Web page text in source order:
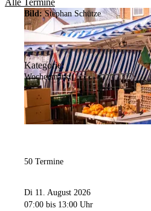
Alle Termine
Bild: Stephan Schütze
Kategorie:
Wochenmarkt
50 Termine
Di 11. August 2026
07:00 bis 13:00 Uhr